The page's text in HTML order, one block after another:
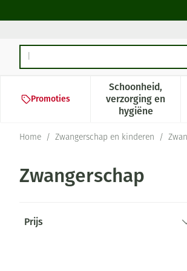
Product, merk, categorie...
Promoties
Schoonheid,
verzorging en
hygiëne
Toon
Home / Zwangerschap en kinderen /
Zwangerschap
Prijs